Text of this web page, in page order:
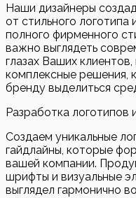
Наши дизайнеры
от стильного
полного фирменного
важно выглядеть
глазах Ваших
комплексные решения,
бренду выделиться
Разработка логотипов
Создаем уникальные
гайдлайны, которые
вашей компании.
шрифты и визуальные
выглядел гармонично